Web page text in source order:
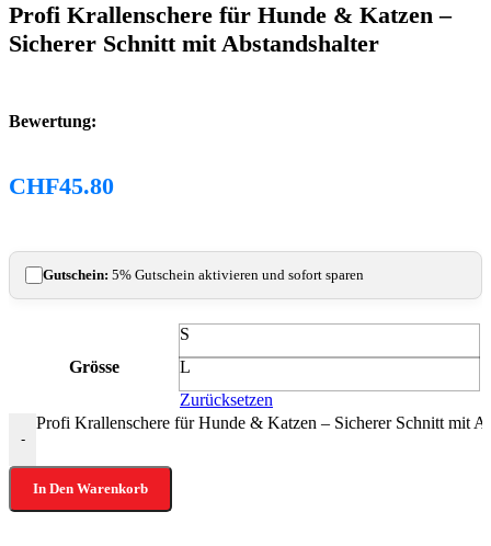
Profi Krallenschere für Hunde & Katzen –
Sicherer Schnitt mit Abstandshalter
Bewertung:
CHF45.80
Gutschein: 5% Gutschein aktivieren und sofort sparen
Grösse
‎S
L
Zurücksetzen
-
Profi Krallenschere für Hunde & Katzen – Sicherer Schnitt mit
In Den Warenkorb